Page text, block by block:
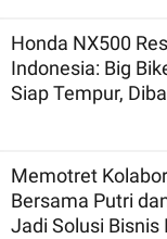
Honda NX500
Indonesia: Big
Siap Tempur,
Memotret
Bersama Putri
Jadi Solusi